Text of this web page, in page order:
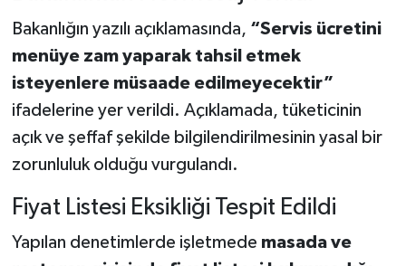
Bakanlığın yazılı açıklamasında, “Servis ücretini
menüye zam yaparak tahsil etmek
isteyenlere müsaade edilmeyecektir”
ifadelerine yer verildi. Açıklamada, tüketicinin
açık ve şeffaf şekilde bilgilendirilmesinin yasal bir
zorunluluk olduğu vurgulandı.
Fiyat Listesi Eksikliği Tespit Edildi
Yapılan denetimlerde işletmede masada ve